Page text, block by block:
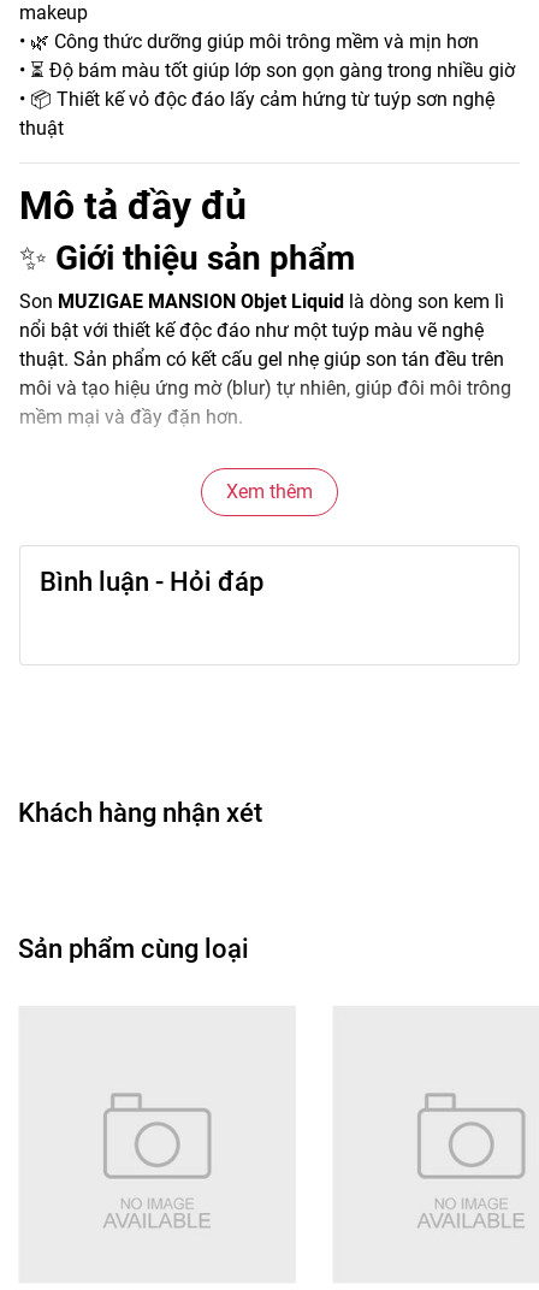
makeup
• 🌿 Công thức dưỡng giúp môi trông mềm và mịn hơn
• ⏳ Độ bám màu tốt giúp lớp son gọn gàng trong nhiều giờ
• 📦 Thiết kế vỏ độc đáo lấy cảm hứng từ tuýp sơn nghệ
thuật
Mô tả đầy đủ
✨ Giới thiệu sản phẩm
Son MUZIGAE MANSION Objet Liquid
là dòng son kem lì
nổi bật với thiết kế độc đáo như một tuýp màu vẽ nghệ
thuật. Sản phẩm có kết cấu gel nhẹ giúp son tán đều trên
môi và tạo hiệu ứng mờ (blur) tự nhiên, giúp đôi môi trông
mềm mại và đầy đặn hơn.
Chất son mịn nhẹ giúp màu son tiệp vào môi dễ dàng, phù
hợp cho phong cách makeup Hàn Quốc nhẹ nhàng hoặc
makeup sắc nét hiện đại.
🌟Đặc điểm nổi bật
• Hiệu ứng blur giúp môi trông mềm mịn.
🎨Công dụng chính
• Có thể đánh full môi hoặc lòng môi.
• Phù hợp nhiều phong cách makeup khác nhau.
• Thoa một lớp son trực tiếp lên môi.
• Tán nhẹ bằng cọ môi hoặc ngón tay để tạo hiệu ứng blur.
• Có thể đánh lòng môi để tạo kiểu môi gradient.
• Thêm lớp son nếu muốn màu đậm hơn.
• Có thể kết hợp với son bóng để tạo hiệu ứng căng môi.
Xem thêm
Bình luận - Hỏi đáp
Khách hàng nhận xét
Sản phẩm cùng loại